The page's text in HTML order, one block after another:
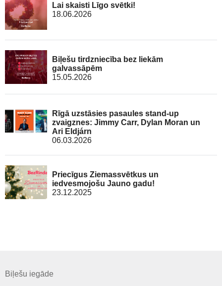
Lai skaisti Līgo svētki!
18.06.2026
Biļešu tirdzniecība bez liekām
galvassāpēm
15.05.2026
Rīgā uzstāsies pasaules stand-up
zvaigznes: Jimmy Carr, Dylan Moran un
Ari Eldjárn
06.03.2026
Priecīgus Ziemassvētkus un
iedvesmojošu Jauno gadu!
23.12.2025
Biļešu iegāde